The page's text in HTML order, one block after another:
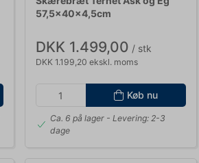
57,5x40x4,5cm
DKK 1.499,00 / stk
DKK 1.199,20 ekskl. moms
Køb nu
Ca. 6 på lager- Levering: 2-3
dage